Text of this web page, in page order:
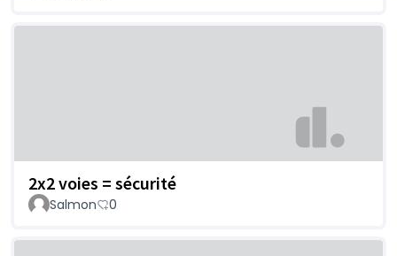
2x2 voies = sécurité
Salmon 0